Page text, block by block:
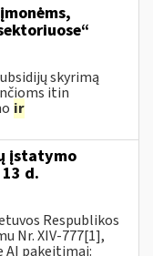
skyrimą
itin
ir
įstatymo
d.
Respublikos
Nr. XIV-777[1],
AĮ pakeitimai: